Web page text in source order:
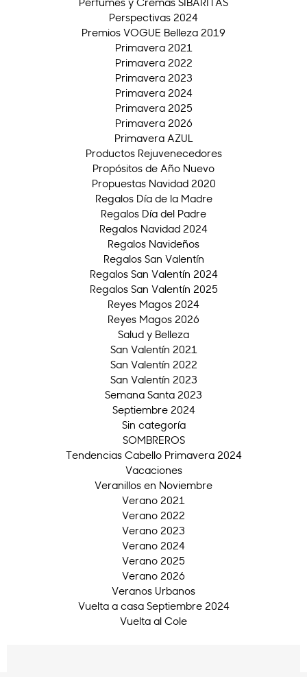
Perspectivas 2024
Premios VOGUE Belleza 2019
Primavera 2021
Primavera 2022
Primavera 2023
Primavera 2024
Primavera 2025
Primavera 2026
Primavera AZUL
Productos Rejuvenecedores
Propósitos de Año Nuevo
Propuestas Navidad 2020
Regalos Día de la Madre
Regalos Día del Padre
Regalos Navidad 2024
Regalos Navideños
Regalos San Valentín
Regalos San Valentín 2024
Regalos San Valentín 2025
Reyes Magos 2024
Reyes Magos 2026
Salud y Belleza
San Valentín 2021
San Valentín 2022
San Valentín 2023
Semana Santa 2023
Septiembre 2024
Sin categoría
SOMBREROS
Tendencias Cabello Primavera 2024
Vacaciones
Veranillos en Noviembre
Verano 2021
Verano 2022
Verano 2023
Verano 2024
Verano 2025
Verano 2026
Veranos Urbanos
Vuelta a casa Septiembre 2024
Vuelta al Cole